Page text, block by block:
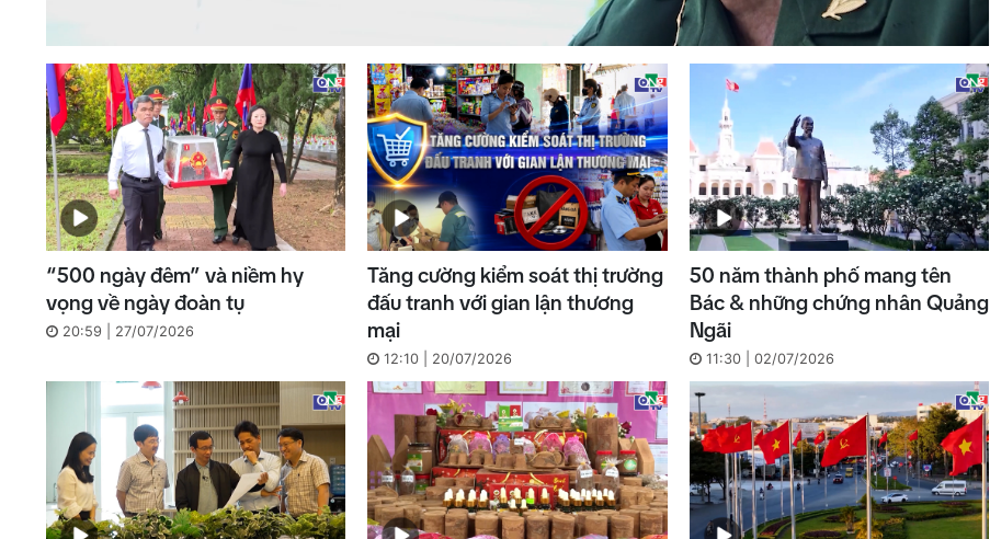
“500 ngày đêm” và niềm hy
vọng về ngày đoàn tụ
20:59 | 27/07/2026
Tăng cường kiểm soát thị trường
đấu tranh với gian lận thương
mại
12:10 | 20/07/2026
50 năm thành phố mang tên
Bác & những chứng nhân Quảng
Ngãi
11:30 | 02/07/2026